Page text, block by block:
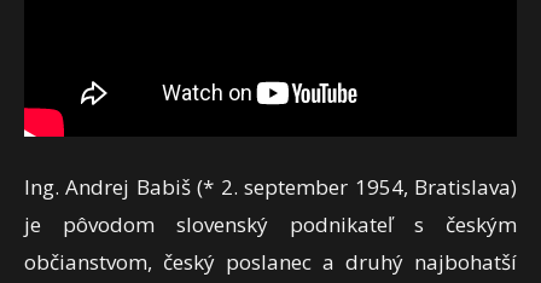
Ing. Andrej Babiš (* 2. september 1954, Bratislava)
je pôvodom slovenský podnikateľ s českým
občianstvom, český poslanec a druhý najbohatší